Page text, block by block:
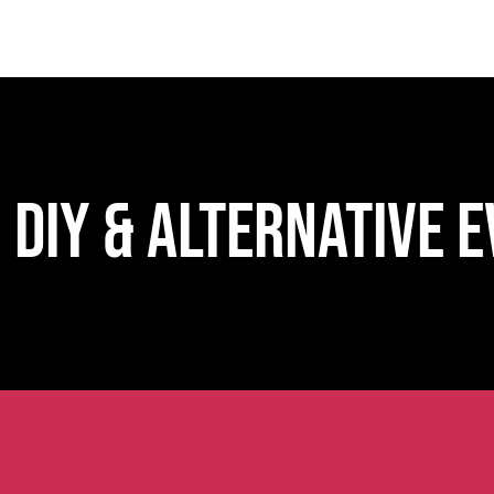
& ALTERNATIVE